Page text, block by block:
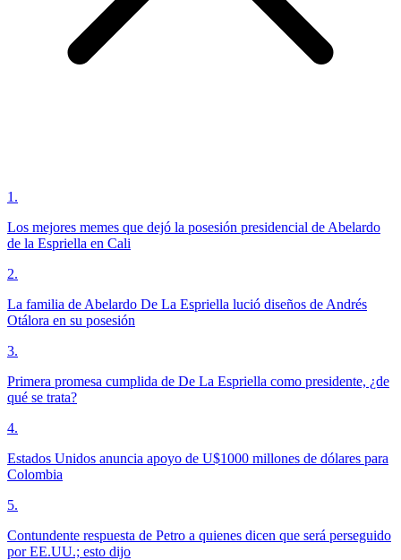
1 .
Los mejores memes que dejó la posesión presidencial de Abelardo
de la Espriella en Cali
2.
La familia de Abelardo De La Espriella lució diseños de Andrés
Otálora en su posesión
3.
Primera promesa cumplida de De La Espriella como presidente, ¿de
qué se trata?
4.
Estados Unidos anuncia apoyo de U$1000 millones de dólares para
Colombia
5.
Contundente respuesta de Petro a quienes dicen que será perseguido
por EE.UU.; esto dijo